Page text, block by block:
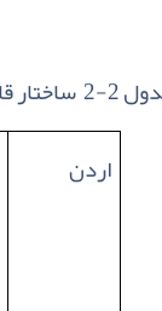
قانونی صندوق
اردن